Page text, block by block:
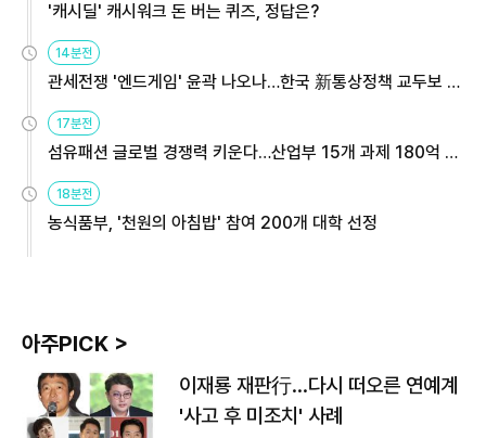
'캐시딜' 캐시워크 돈 버는 퀴즈, 정답은?
14분전
관세전쟁 '엔드게임' 윤곽 나오나…한국 新통상정책 교두보 활
용해야
17분전
섬유패션 글로벌 경쟁력 키운다…산업부 15개 과제 180억 지
원
18분전
농식품부, '천원의 아침밥' 참여 200개 대학 선정
아주PICK >
이재룡 재판行…다시 떠오른 연예계
'사고 후 미조치' 사례